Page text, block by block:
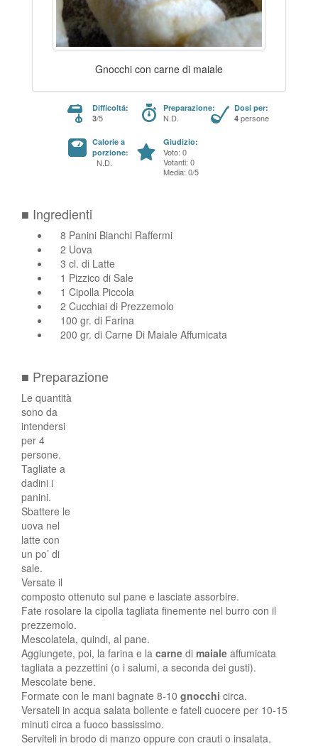
Gnocchi con carne di maiale
Difficoltá:
3/5
Preparazione:
N.D.
Dosi per:
4 persone
Calorie a
porzione:
N.D.
Giudizio:
Voto: 0
Votanti: 0
Media: 0/5
■ Ingredienti
8 Panini Bianchi Raffermi
2 Uova
3 cl. di Latte
1 Pizzico di Sale
1 Cipolla Piccola
2 Cucchiai di Prezzemolo
100 gr. di Farina
200 gr. di Carne Di Maiale Affumicata
■ Preparazione
Le quantità
sono da
intendersi
per 4
persone.
Tagliate a
dadini i
panini.
Sbattere le
uova nel
latte con
un po’ di
sale.
Versate il
composto ottenuto sul pane e lasciate assorbire.
Fate rosolare la cipolla tagliata finemente nel burro con il
prezzemolo.
Mescolatela, quindi, al pane.
Aggiungete, poi, la farina e la carne di maiale affumicata
tagliata a pezzettini (o i salumi, a seconda dei gusti).
Mescolate bene.
Formate con le mani bagnate 8-10 gnocchi circa.
Versateli in acqua salata bollente e fateli cuocere per 10-15
minuti circa a fuoco bassissimo.
Serviteli in brodo di manzo oppure con crauti o insalata.